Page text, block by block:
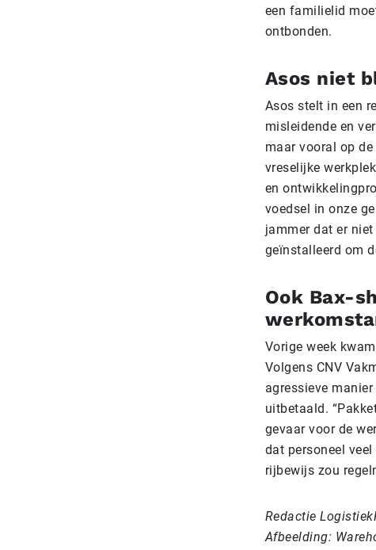
een familielid
ontbonden.
Asos niet
Asos stelt in een
misleidende en
maar vooral op
vreselijke
en
voedsel in onze
jammer dat er
geïnstalleerd om
Ook Bax-
Vorige week
Volgens CNV
agressieve
uitbetaald.
gevaar voor de
dat personeel
rijbewijs zou
Redactie
Afbeelding: